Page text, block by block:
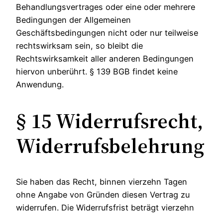
Behandlungsvertrages oder eine oder mehrere
Bedingungen der Allgemeinen
Geschäftsbedingungen nicht oder nur teilweise
rechtswirksam sein, so bleibt die
Rechtswirksamkeit aller anderen Bedingungen
hiervon unberührt. § 139 BGB findet keine
Anwendung.
§ 15 Widerrufsrecht,
Widerrufsbelehrung
Sie haben das Recht, binnen vierzehn Tagen
ohne Angabe von Gründen diesen Vertrag zu
widerrufen. Die Widerrufsfrist beträgt vierzehn